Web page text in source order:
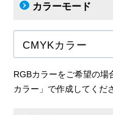
カラーモード
RGBカラーをご希望の場
カラー」で作成してくだ